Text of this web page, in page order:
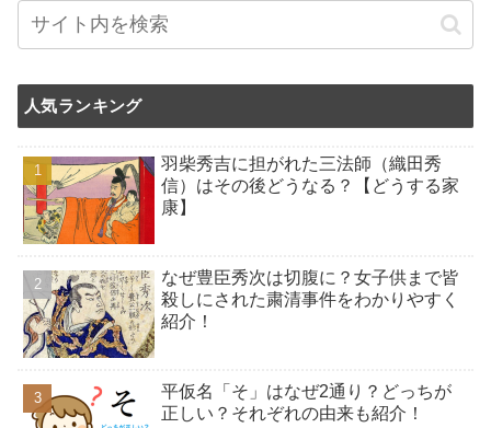
人気ランキング
羽柴秀吉に担がれた三法師（織田秀
信）はその後どうなる？【どうする家
康】
なぜ豊臣秀次は切腹に？女子供まで皆
殺しにされた粛清事件をわかりやすく
紹介！
平仮名「そ」はなぜ2通り？どっちが
正しい？それぞれの由来も紹介！